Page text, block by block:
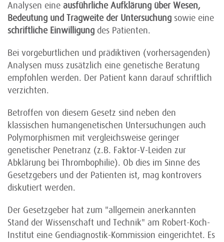
Analysen eine ausführliche Aufklärung über Wesen,
Bedeutung und Tragweite der Untersuchung sowie eine
schriftliche Einwilligung des Patienten.
Bei vorgeburtlichen und prädiktiven (vorhersagenden)
Analysen muss zusätzlich eine genetische Beratung
empfohlen werden. Der Patient kann darauf schriftlich
verzichten.
Betroffen von diesem Gesetz sind neben den
klassischen humangenetischen Untersuchungen auch
Polymorphismen mit vergleichsweise geringer
genetischer Penetranz (z.B. Faktor-V-Leiden zur
Abklärung bei Thrombophilie). Ob dies im Sinne des
Gesetzgebers und der Patienten ist, mag kontrovers
diskutiert werden.
Der Gesetzgeber hat zum "allgemein anerkannten
Stand der Wissenschaft und Technik" am Robert-Koch-
Institut eine Gendiagnostik-Kommission eingerichtet. Es